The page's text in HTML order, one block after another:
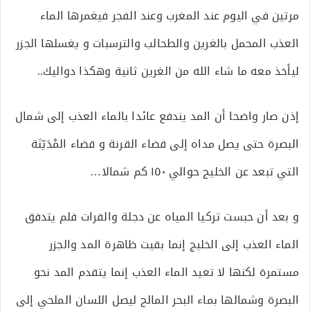
مرتين في اليوم عند المغرب وعند الفجر فيغمرها الماء
العذب المحمل بالغرين والطحالب والترسبات و يغسلها الجزر
ليأخذ معه ما شاء الله من الغرين ثانية وهكذا دواليك..
إذن صار واضحا أن المد يندفع عائدا بالماء العذب إلى شمال
البصرة حتى يصل مداه إلى قضاء القرنة و قضاء المْدَيّنَة
التي تبعد عن الخليج حوالي ١٥٠ كم شمالا…
و بعد أن حبست تركيا المياه عن دجلة والفرات فلم يتدفق
الماء العذب إلى الخليج إنما بقيت ظاهرة المد والجزر
مستمرة لكنها لا تعيد الماء العذب إنما يتقدم المد نحو
البصرة وشمالها بماء البحر المالح ليصل اللسان الملحي إلى